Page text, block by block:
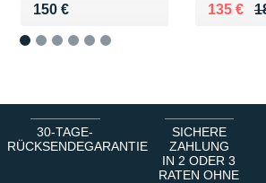
150 €
Vendu 150 € Au lieu
135 €
Vendu
30-TAGE-
RÜCKSENDEGARANTIE
SICHERE
ZAHLUNG
IN 2 ODER 3
RATEN OHNE